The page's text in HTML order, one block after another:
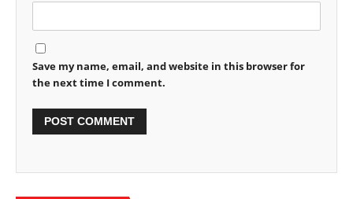
Save my name, email, and website in this browser for
the next time I comment.